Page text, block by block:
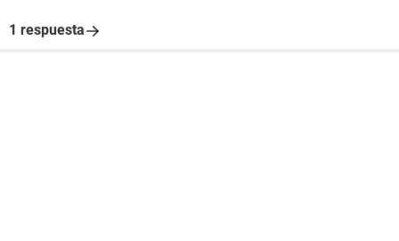
1 respuesta